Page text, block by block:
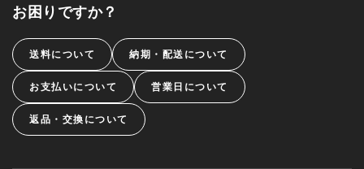
お困りですか？
送料について 納期・配送について
お支払いについて 営業日について
返品・交換について